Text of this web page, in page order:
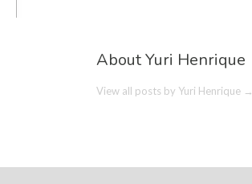
About Yuri Henrique
View all posts by Yuri Henrique →